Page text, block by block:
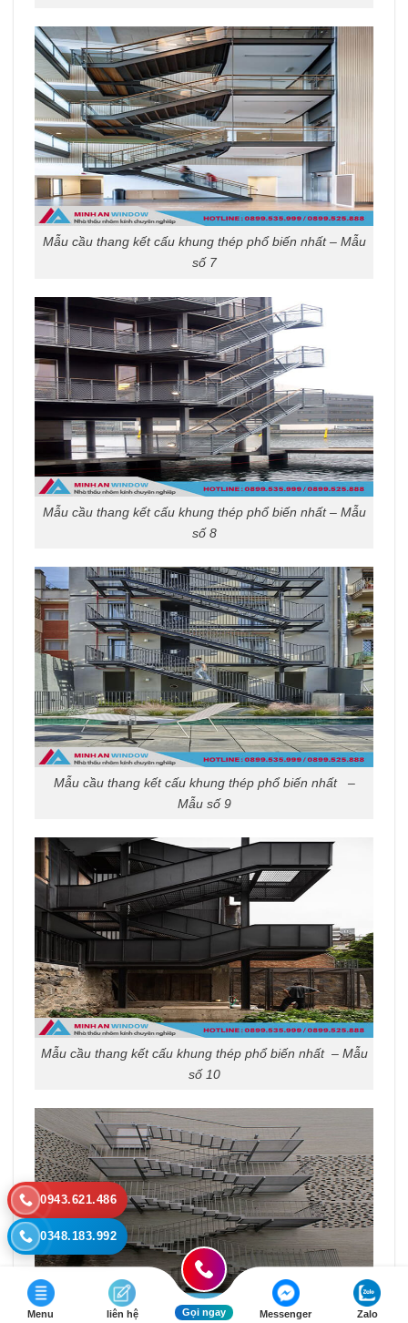
Mẫu cầu thang kết cấu khung thép phổ biến nhất – Mẫu
số 7
Mẫu cầu thang kết cấu khung thép phổ biến nhất – Mẫu
số 8
Mẫu cầu thang kết cấu khung thép phổ biến nhất –
Mẫu số 9
Mẫu cầu thang kết cấu khung thép phổ biến nhất – Mẫu
số 10
0943.621.486
0348.183.992
Menu liên hệ Gọi ngay Messenger Zalo